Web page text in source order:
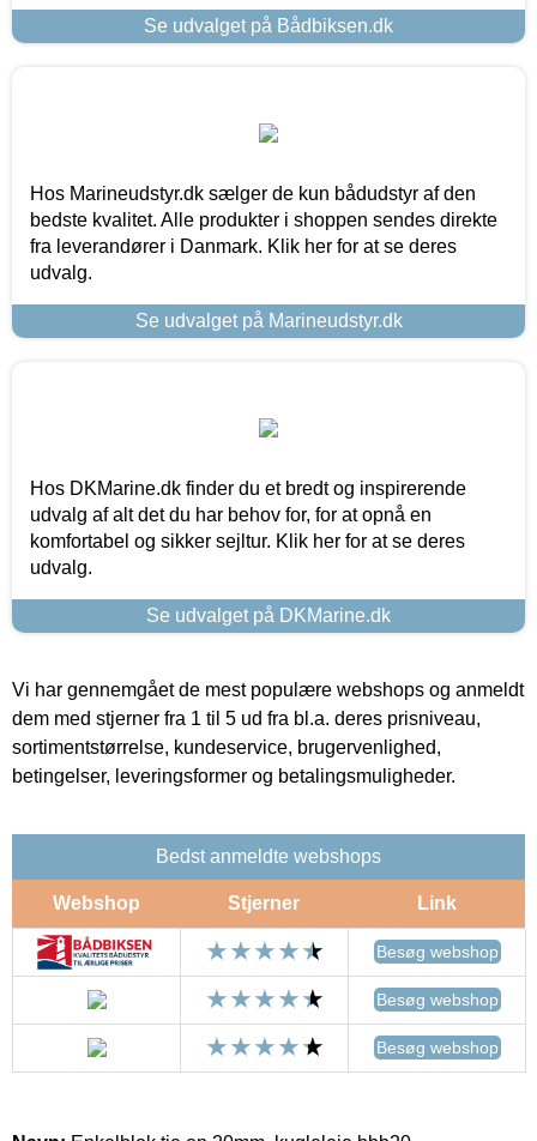
Se udvalget på Bådbiksen.dk
Hos Marineudstyr.dk sælger de kun bådudstyr af den
bedste kvalitet. Alle produkter i shoppen sendes direkte
fra leverandører i Danmark. Klik her for at se deres
udvalg.
Se udvalget på Marineudstyr.dk
Hos DKMarine.dk finder du et bredt og inspirerende
udvalg af alt det du har behov for, for at opnå en
komfortabel og sikker sejltur. Klik her for at se deres
udvalg.
Se udvalget på DKMarine.dk
Vi har gennemgået de mest populære webshops og anmeldt
dem med stjerner fra 1 til 5 ud fra bl.a. deres prisniveau,
sortimentstørrelse, kundeservice, brugervenlighed,
betingelser, leveringsformer og betalingsmuligheder.
Bedst anmeldte webshops
Webshop Stjerner Link
Besøg webshop
Besøg webshop
Besøg webshop